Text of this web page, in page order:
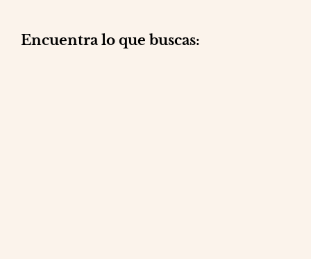
Encuentra lo que buscas: